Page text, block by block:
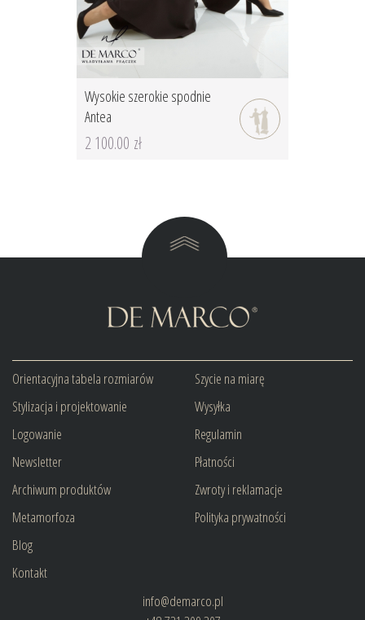
Wysokie szerokie spodnie
Antea
2 100.00 zł
Orientacyjna tabela rozmiarów
Stylizacja i projektowanie
Logowanie
Newsletter
Archiwum produktów
Metamorfoza
Blog
Kontakt
Szycie na miarę
Wysyłka
Regulamin
Płatności
Zwroty i reklamacje
Polityka prywatności
info@demarco.pl